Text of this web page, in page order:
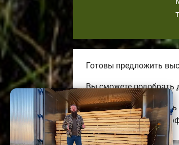
Готовы предложить
Вы сможете подобрать
Мы можем предложить
до огромных